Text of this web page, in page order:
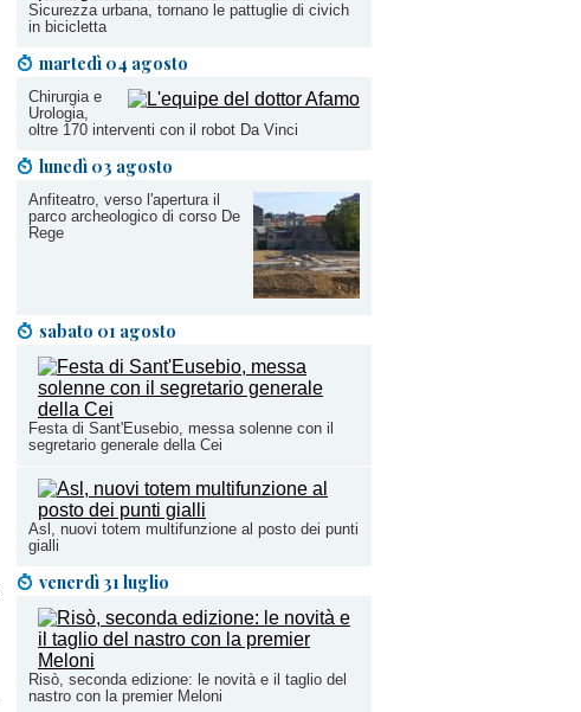
Sicurezza urbana, tornano le pattuglie di civich
in bicicletta
martedì 04 agosto
Chirurgia e
Urologia,
oltre 170 interventi con il robot Da Vinci
lunedì 03 agosto
Anfiteatro, verso l'apertura il
parco archeologico di corso De
Rege
sabato 01 agosto
Festa di Sant'Eusebio, messa solenne con il
segretario generale della Cei
Asl, nuovi totem multifunzione al posto dei punti
gialli
venerdì 31 luglio
Risò, seconda edizione: le novità e il taglio del
nastro con la premier Meloni